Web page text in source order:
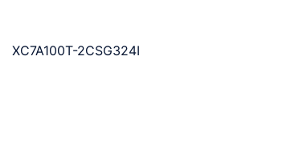
XC7A100T-2CSG324I